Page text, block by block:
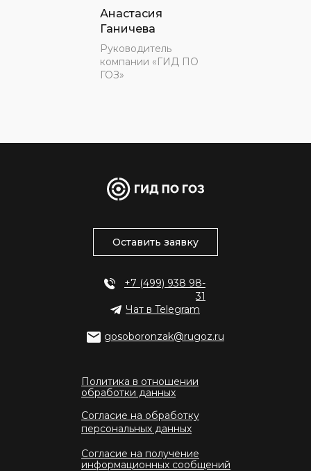
Анастасия
Ганичева
Руководитель
компании «ГИД ПО
ГОЗ»
Согласие на обработку
персональных данных
Оставить заявку
Чат в Telegram
Политика в отношении
обработки данных
Согласие на получение
информационных сообщений
gosoboronzak@rugoz.ru
+7 (499) 938 98-
31